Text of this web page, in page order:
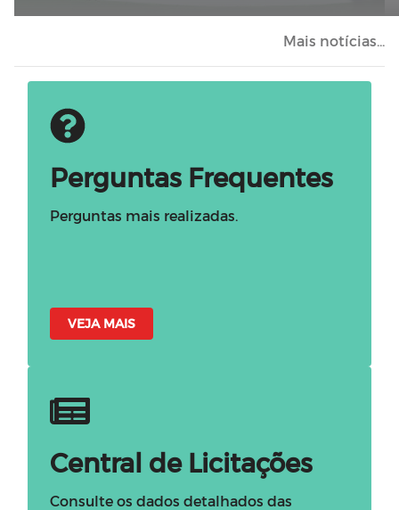
Mais notícias...
Perguntas Frequentes
Perguntas mais realizadas.
VEJA MAIS
Central de Licitações
Consulte os dados detalhados das